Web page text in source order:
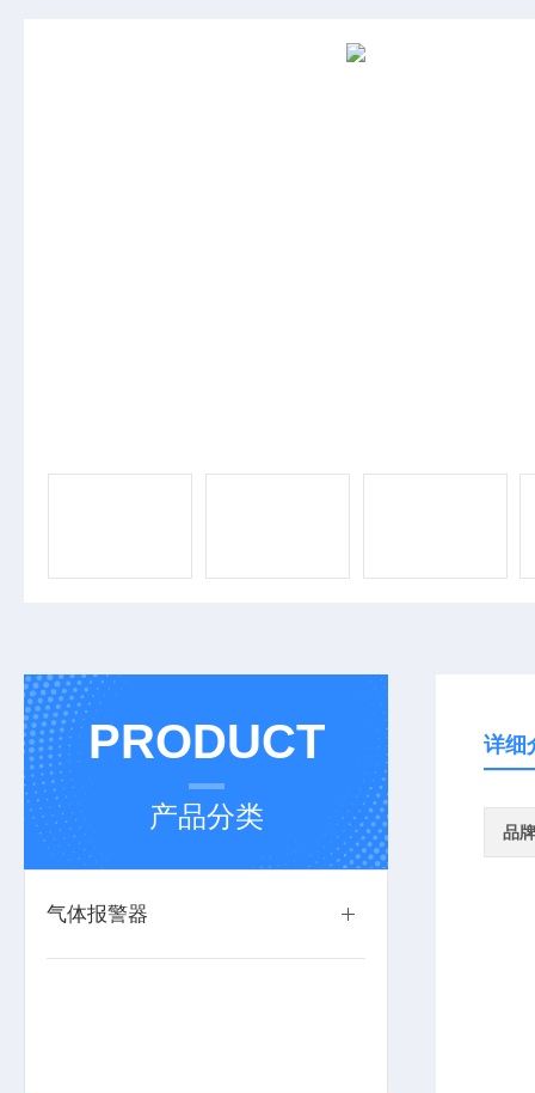
PRODUCT
产品分类
气体报警器
详细
品牌